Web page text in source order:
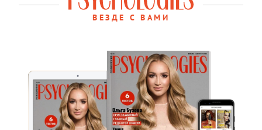
ВЕЗДЕ С ВАМИ